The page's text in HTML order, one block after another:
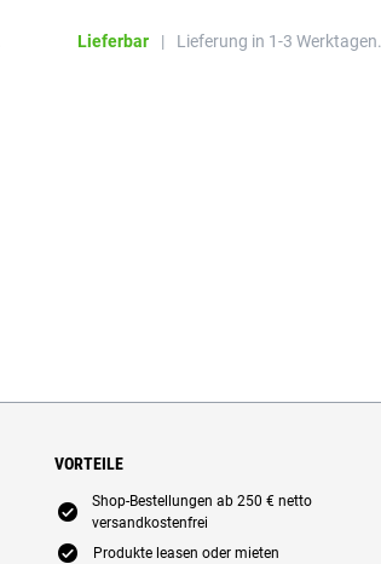
Lieferbar | Lieferung in 1-3 Werktagen.
VORTEILE
E
Shop-Bestellungen ab 250 € netto
versandkostenfrei
E Produkte leasen oder mieten